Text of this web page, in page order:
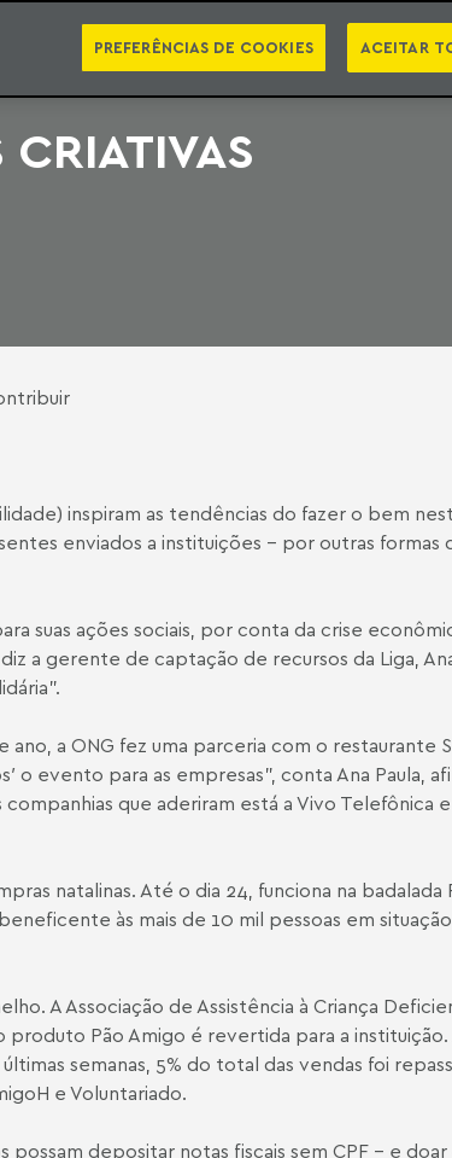
EBOOKS PODCASTS NEWSLETTER VIDEOCASTS
inspiram as tendências do fazer o bem
enviados a instituições - por outras formas
suas ações sociais, por conta da crise
a gerente de captação de recursos da Liga,
a ONG fez uma parceria com o restaurante
o evento para as empresas", conta Ana Paula,
que aderiram está a Vivo Telefônica
natalinas. Até o dia 24, funciona na badalada
às mais de 10 mil pessoas em
A Associação de Assistência à Criança
Pão Amigo é revertida para a instituição.
semanas, 5% do total das vendas foi
e Voluntariado.
depositar notas fiscais sem CPF - e doar
PREFERÊNCIAS DE COOKIES ACEITAR